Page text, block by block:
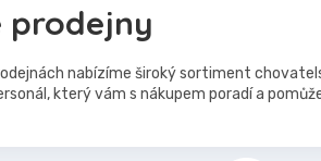
prodejny
nabízíme široký sortiment
který vám s nákupem poradí a